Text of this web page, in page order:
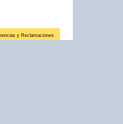
y Reclamaciones